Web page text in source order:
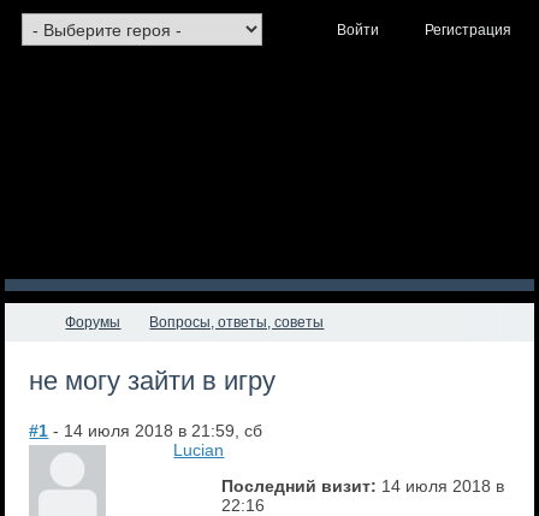
Войти Регистрация
Форумы Вопросы, ответы, советы
не могу зайти в игру
#1 - 14 июля 2018 в 21:59, сб
Lucian
Последний визит: 14 июля 2018 в
22:16